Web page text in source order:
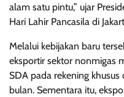
alam satu pintu,” ujar
Hari Lahir Pancasila di
Melalui kebijakan baru
eksportir sektor nonmigas
SDA pada rekening
bulan. Sementara itu,